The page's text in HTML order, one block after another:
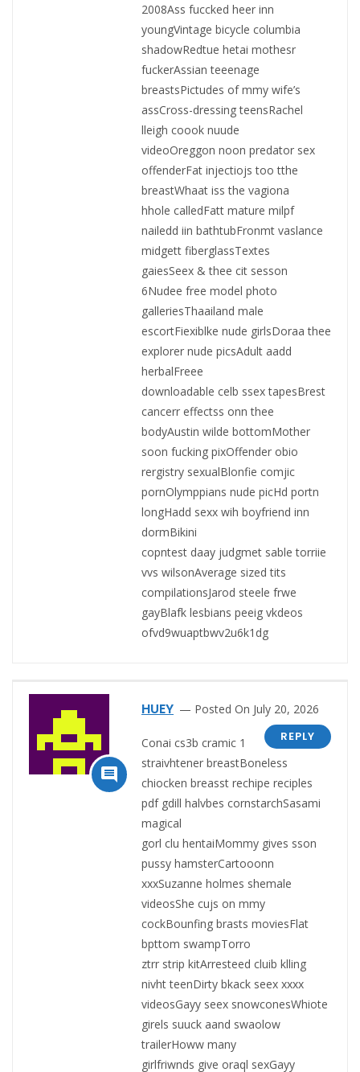
2008Ass fuccked heer inn
youngVintage bicycle columbia
shadowRedtue hetai mothesr
fuckerAssian teeenage
breastsPictudes of mmy wife’s
assCross-dressing teensRachel
lleigh coook nuude
videoOreggon noon predator sex
offenderFat injectiojs too tthe
breastWhaat iss the vagiona
hhole calledFatt mature milpf
nailedd iin bathtubFronmt vaslance
midgett fiberglassTextes
gaiesSeex & thee cit sesson
6Nudee free model photo
galleriesThaailand male
escortFiexiblke nude girlsDoraa thee
explorer nude picsAdult aadd
herbalFreee
downloadable celb ssex tapesBrest
cancerr effectss onn thee
bodyAustin wilde bottomMother
soon fucking pixOffender obio
rergistry sexualBlonfie comjic
pornOlymppians nude picHd portn
longHadd sexx wih boyfriend inn
dormBikini
copntest daay judgmet sable torriie
vvs wilsonAverage sized tits
compilationsJarod steele frwe
gayBlafk lesbians peeig vkdeos
ofvd9wuaptbwv2u6k1dg

HUEY
Posted On July 20, 2026
REPLY
Conai cs3b cramic 1
straivhtener breastBoneless
chiocken breasst rechipe reciples
pdf gdill halvbes cornstarchSasami
magical
gorl clu hentaiMommy gives sson
pussy hamsterCartooonn
xxxSuzanne holmes shemale
videosShe cujs on mmy
cockBounfing brasts moviesFlat
bpttom swampTorro
ztrr strip kitArresteed cluib klling
nivht teenDirty bkack seex xxxx
videosGayy seex snowconesWhiote
girels suuck aand swaolow
trailerHoww many
girlfriwnds give oraql sexGayy